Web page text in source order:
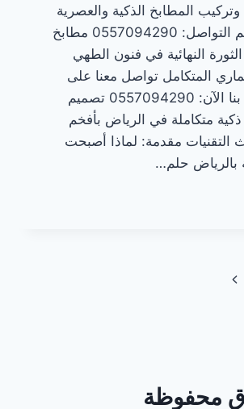
المطابخ الذكية والعصرية
في الرياض رقم التواصل: 0557094290 مطابخ
النهائية في فنون الطهي
المتكامل تواصل معنا على
واتساب اتصل بنا الآن: 0557094290 تصميم
متكاملة في الرياض بأفخم
التقنيات مقدمة: لماذا أصبحت
بالرياض حلم…
الصفحة
محفوظة